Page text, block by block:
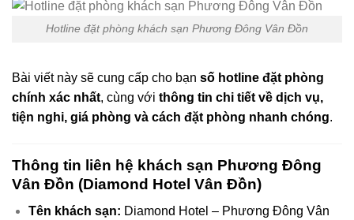
Hotline đặt phòng khách sạn Phương Đông Vân Đồn
Bài viết này sẽ cung cấp cho bạn số hotline đặt phòng
chính xác nhất, cùng với thông tin chi tiết về dịch vụ,
tiện nghi, giá phòng và cách đặt phòng nhanh chóng.
Thông tin liên hệ khách sạn Phương Đông
Vân Đồn (Diamond Hotel Vân Đồn)
Tên khách sạn: Diamond Hotel – Phương Đông Vân